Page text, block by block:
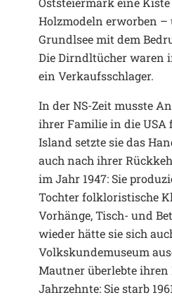
Holzmodeln erworben –
Grundlsee mit dem
Die Dirndltücher waren
ein Verkaufsschlager.
In der NS-Zeit musste
ihrer Familie in die USA
Island setzte sie das
auch nach ihrer
im Jahr 1947: Sie
Tochter folkloristische
Vorhänge, Tisch- und
wieder hätte sie sich
Volkskundemuseum
Mautner überlebte
Jahrzehnte: Sie starb